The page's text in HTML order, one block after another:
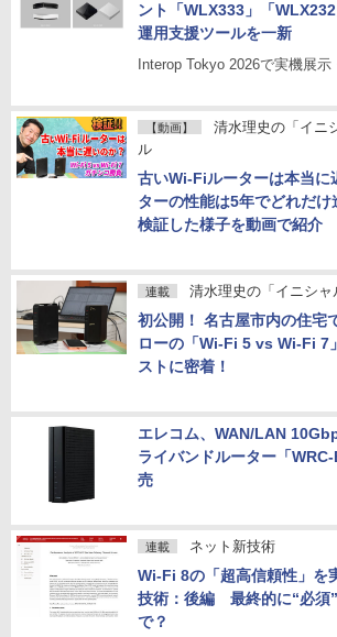
ント「WLX333」「WLX232
運用支援ツールを一新
Interop Tokyo 2026で実機展
【動画】
清水理史の「イニ
ル
古いWi-Fiルーターは本当
ターの性能は5年でどれだ
検証した様子を動画で紹介
連載 清水理史の「イニシャ
初公開！ 名古屋市内の住宅
ローの「Wi-Fi 5 vs Wi-Fi 7
ストに密着！
エレコム、WAN/LAN
ライバンドルーター「
売
連載 ネット新技術
Wi-Fi 8の「超高信頼性」を
技術：後編 最終的に“必須
で？